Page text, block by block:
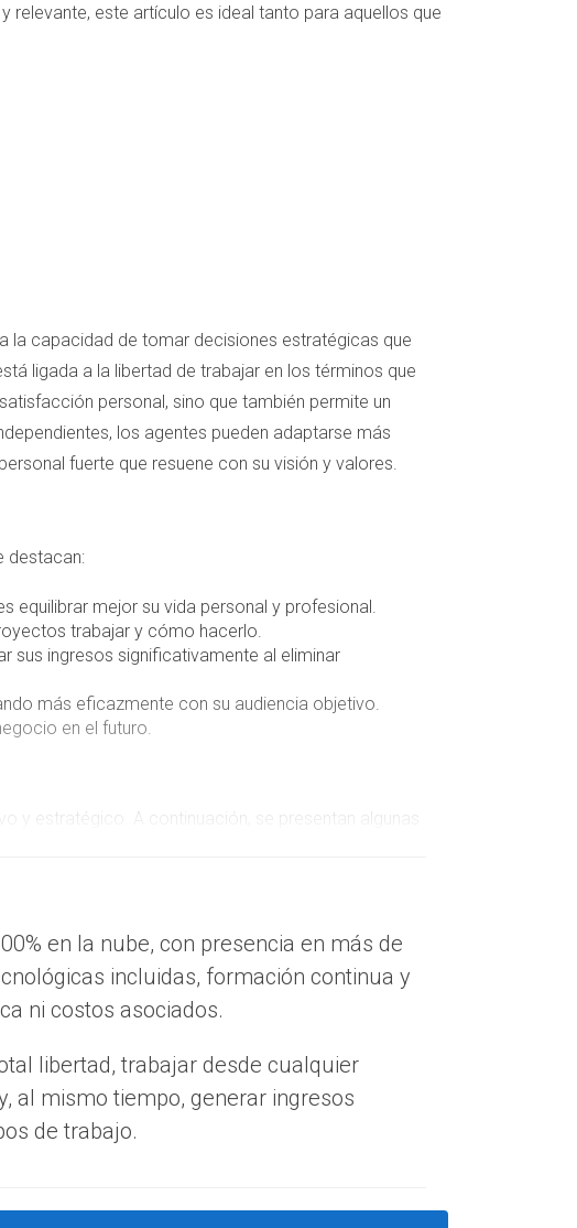
relevante, este artículo es ideal tanto para aquellos que
la capacidad de tomar decisiones estratégicas que
ligada a la libertad de trabajar en los términos que
personal, sino que también permite un
los agentes pueden adaptarse más
fuerte que resuene con su visión y valores.
destacan:
equilibrar mejor su vida personal y profesional.
trabajar y cómo hacerlo.
sus ingresos significativamente al eliminar
más eficazmente con su audiencia objetivo.
en el futuro.
y estratégico. A continuación, se presentan algunas
te proporcionen habilidades en marketing, negociación
propiedades, interactuar con los clientes y
y colaboraciones que pueden ser cruciales
experto en un área particular, puedes atraer a un
contenido valioso pueden destacar tu experiencia y
Aquí algunos ejemplos que pueden inspirarte:
en la nube, con presencia en más de
incluidas, formación continua y
ni costos asociados.
libertad, trabajar desde cualquier
al mismo tiempo, generar ingresos
de trabajo.